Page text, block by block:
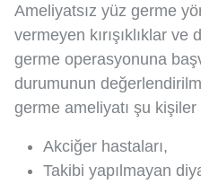
Ameliyatsız yüz germe
vermeyen kırışıklıklar
germe operasyonuna
durumunun
germe ameliyatı şu
Akciğer hastaları,
Takibi yapılmayan